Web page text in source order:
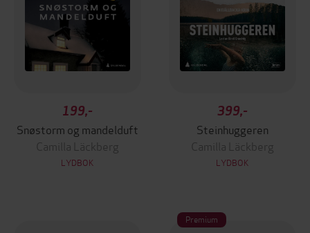
199,-
Snøstorm og mandelduft
Camilla Läckberg
LYDBOK
399,-
Steinhuggeren
Camilla Läckberg
LYDBOK
Premium